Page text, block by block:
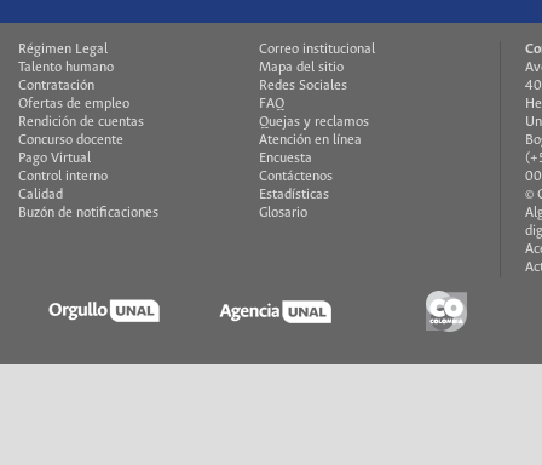
Régimen Legal
Talento humano
Contratación
Ofertas de empleo
Rendición de cuentas
Concurso docente
Pago Virtual
Control interno
Calidad
Buzón de notificaciones
Correo institucional
Mapa del sitio
Redes Sociales
FAQ
Quejas y reclamos
Atención en línea
Encuesta
Contáctenos
Estadísticas
Glosario
©